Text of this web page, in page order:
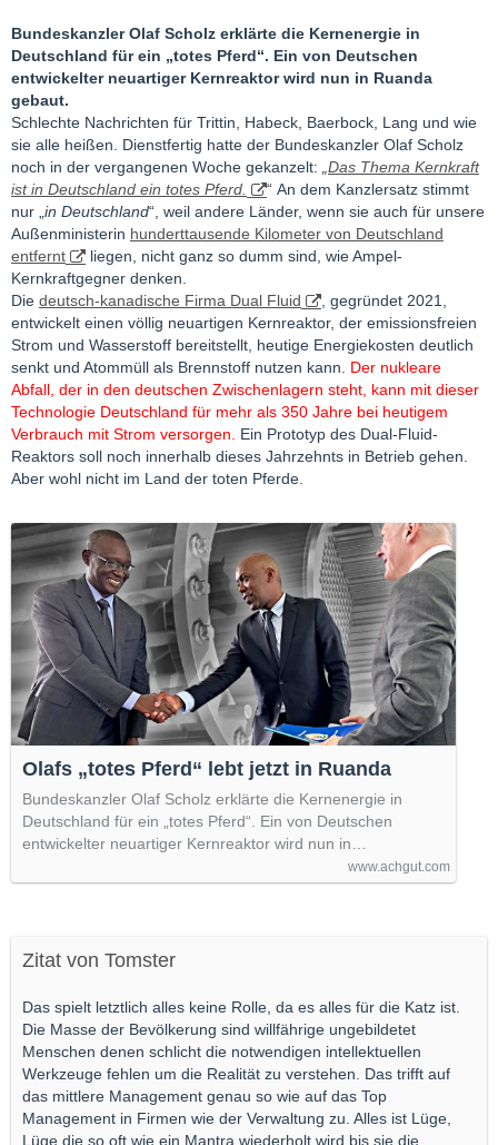
Bundeskanzler Olaf Scholz erklärte die Kernenergie in
Deutschland für ein „totes Pferd“. Ein von Deutschen
entwickelter neuartiger Kernreaktor wird nun in Ruanda
gebaut.
Schlechte Nachrichten für Trittin, Habeck, Baerbock, Lang und wie
sie alle heißen. Dienstfertig hatte der Bundeskanzler Olaf Scholz
noch in der vergangenen Woche gekanzelt:
Das Thema Kernkraft
ist in Deutschland ein totes Pferd.
“ An dem Kanzlersatz stimmt
nur „ in Deutschland“, weil andere Länder, wenn sie auch für unsere
Außenministerin hunderttausende Kilometer von Deutschland
entfernt
liegen, nicht ganz so dumm sind, wie Ampel-
Kernkraftgegner denken.
Die deutsch-kanadische Firma Dual Fluid
, gegründet 2021,
entwickelt einen völlig neuartigen Kernreaktor, der emissionsfreien
Strom und Wasserstoff bereitstellt, heutige Energiekosten deutlich
senkt und Atommüll als Brennstoff nutzen kann. Der nukleare
Abfall, der in den deutschen Zwischenlagern steht, kann mit dieser
Technologie Deutschland für mehr als 350 Jahre bei heutigem
Verbrauch mit Strom versorgen.
Ein Prototyp des Dual-Fluid-
Reaktors soll noch innerhalb dieses Jahrzehnts in Betrieb gehen.
Aber wohl nicht im Land der toten Pferde.
Olafs „totes Pferd“ lebt jetzt in Ruanda
Bundeskanzler Olaf Scholz erklärte die Kernenergie in
Deutschland für ein „totes Pferd“. Ein von Deutschen
entwickelter neuartiger Kernreaktor wird nun in…
www.achgut.com
Zitat von Tomster
Das spielt letztlich alles keine Rolle, da es alles für die Katz ist.
Die Masse der Bevölkerung sind willfährige ungebildetet
Menschen denen schlicht die notwendigen intellektuellen
Werkzeuge fehlen um die Realität zu verstehen. Das trifft auf
das mittlere Management genau so wie auf das Top
Management in Firmen wie der Verwaltung zu. Alles ist Lüge,
Lüge die so oft wie ein Mantra wiederholt wird bis sie die